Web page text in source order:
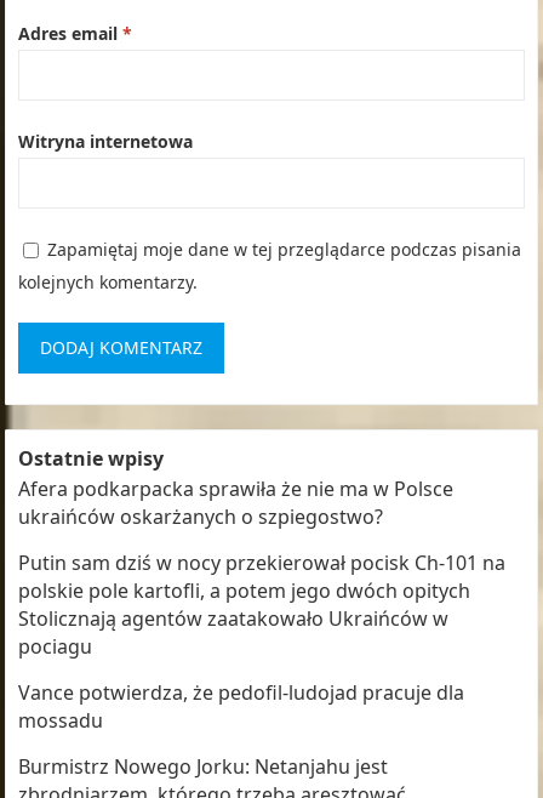
Adres email*
Witryna internetowa
Zapamiętaj moje dane w tej przeglądarce podczas pisania
kolejnych komentarzy.
Ostatnie wpisy
Afera podkarpacka sprawiła że nie ma w Polsce
ukraińców oskarżanych o szpiegostwo?
Putin sam dziś w nocy przekierował pocisk Ch-101 na
polskie pole kartofli, a potem jego dwóch opitych
Stolicznają agentów zaatakowało Ukraińców w
pociagu
Vance potwierdza, że pedofil-ludojad pracuje dla
mossadu
Burmistrz Nowego Jorku: Netanjahu jest